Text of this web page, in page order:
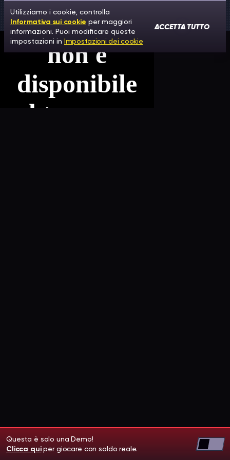
Questa è solo una Demo!
Clicca quiper giocare con saldo reale.
Utilizziamo i cookie, controlla
Informativa sui cookie per maggiori
informazioni. Puoi modificare queste
impostazioni in Impostazioni dei cookie
ACCETTA TUTTO